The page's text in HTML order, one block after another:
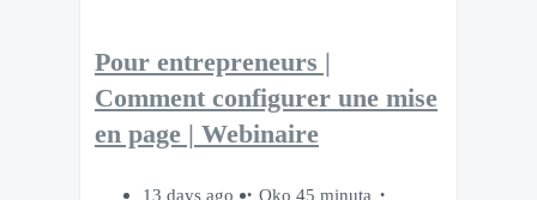
Pour entrepreneurs |
Comment configurer une mise
en page | Webinaire
13 days ago
Oko 45 minuta